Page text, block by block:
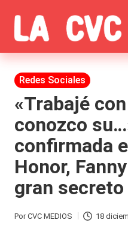
Saltar
al
contenido
C
o
p
u
c
h
a
s
y
Todas
las
noticias
de
la
farándula,
Realitys,
Tierra
Publicada
Redes Sociales
«Trabajé
conozco
confirmada
Honor,
gran secreto
Publicado
PorCVC MEDIOS 18